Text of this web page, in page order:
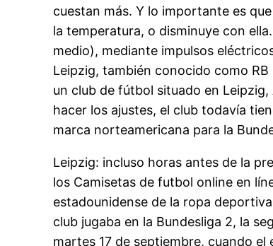
cuestan más. Y lo importante es
la temperatura, o disminuye con
medio), mediante impulsos
Leipzig, también conocido como
un club de fútbol situado en
hacer los ajustes, el club todavía
marca norteamericana para la
Leipzig: incluso horas antes de la
los Camisetas de futbol online en
estadounidense de la ropa
club jugaba en la Bundesliga 2, la
martes 17 de septiembre, cuando